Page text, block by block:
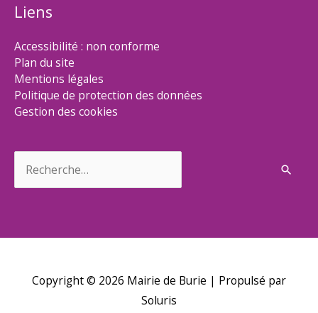
Liens
Accessibilité : non conforme
Plan du site
Mentions légales
Politique de protection des données
Gestion des cookies
Copyright © 2026 Mairie de Burie | Propulsé par
Soluris